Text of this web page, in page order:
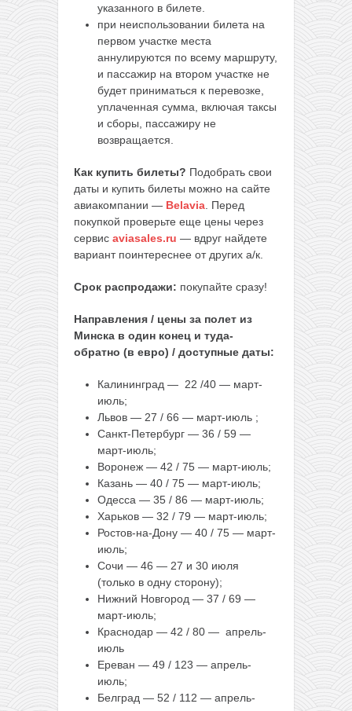
указанного в билете.
при неиспользовании билета на
первом участке места
аннулируются по всему маршруту,
и пассажир на втором участке не
будет приниматься к перевозке,
уплаченная сумма, включая таксы
и сборы, пассажиру не
возвращается.
Как купить билеты? Подобрать свои
даты и купить билеты можно на сайте
авиакомпании — Belavia . Перед
покупкой проверьте еще цены через
сервис aviasales.ru — вдруг найдете
вариант поинтереснее от других а/к.
Срок распродажи: покупайте сразу!
Направления / цены за полет из
Минска в один конец и туда-
обратно (в евро) / доступные даты:
Калининград — 22 /40 — март-
июль;
Львов — 27 / 66 — март-июль ;
Санкт-Петербург — 36 / 59 —
март-июль;
Воронеж — 42 / 75 — март-июль;
Казань — 40 / 75 — март-июль;
Одесса — 35 / 86 — март-июль;
Харьков — 32 / 79 — март-июль;
Ростов-на-Дону — 40 / 75 — март-
июль;
Сочи — 46 — 27 и 30 июля
(только в одну сторону);
Нижний Новгород — 37 / 69 —
март-июль;
Краснодар — 42 / 80 — апрель-
июль
Ереван — 49 / 123 — апрель-
июль;
Белград — 52 / 112 — апрель-